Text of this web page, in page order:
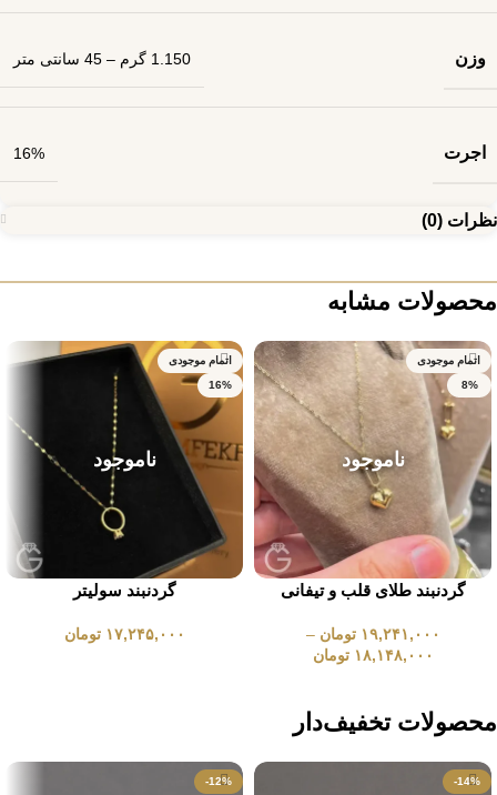
وزن 1.150 گرم – 45 سانتی متر
اجرت 16%
نظرات (0)
محصولات مشابه
اتمام موجودی
8%
ناموجود
گردنبند طلای قلب و تیفانی
۱۹,۲۴۱,۰۰۰ تومان –
۱۸,۱۴۸,۰۰۰ تومان
اتمام موجودی
16%
ناموجود
گردنبند سولیتر
۱۷,۲۴۵,۰۰۰ تومان
محصولات تخفیف‌دار
-14%
-12%